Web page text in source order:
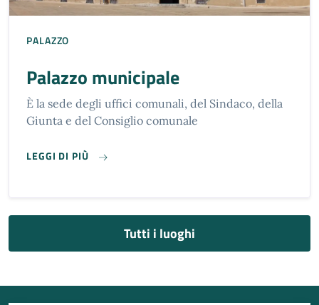
PALAZZO
Palazzo municipale
È la sede degli uffici comunali, del Sindaco, della
Giunta e del Consiglio comunale
LEGGI DI PIÙ PALAZZO MUNICIPALE
Tutti i luoghi